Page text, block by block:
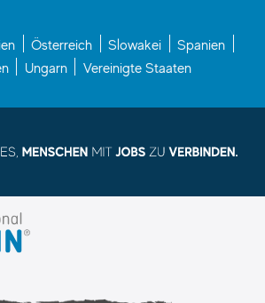
Österreich Slowakei
Spanien
Ungarn Vereinigte Staaten